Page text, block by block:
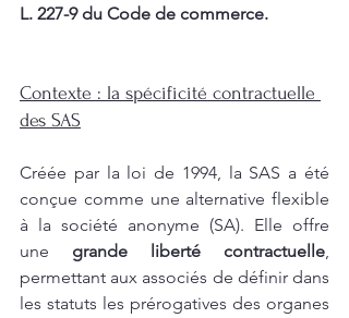
L. 227-9 du Code de commerce.
Contexte : la spécificité contractuelle
des SAS
Créée par la loi de 1994, la SAS a été
conçue comme une alternative flexible
à la société anonyme (SA). Elle offre
une grande liberté contractuelle,
permettant aux associés de définir dans
les statuts les prérogatives des organes